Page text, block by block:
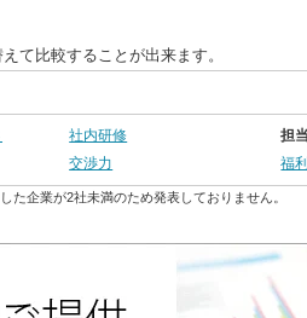
て比較することが出来ます。
社内研修
担
交渉力 福
企業が2社未満のため発表しておりません。